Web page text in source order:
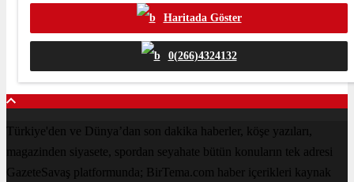
Haritada Göster
0(266)4324132
Türkiye'den ve Dünya’dan son dakika haberler, köşe yazıları,
magazinden siyasete, spordan seyahate bütün konuların tek adresi
GazeteSavaş platformunda; BirTema.com haber içerikleri kaynak